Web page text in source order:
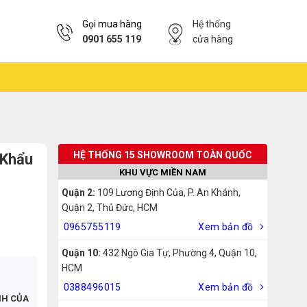
Gọi mua hàng
0901 655 119
Hệ thống
cửa hàng
HỆ THỐNG 15 SHOWROOM TOÀN QUỐC
KHU VỰC MIỀN NAM
Quận 2: 109 Lương Định Của, P. An Khánh,
Quận 2, Thủ Đức, HCM
0965755119
Xem bản đồ
Quận 10: 432 Ngô Gia Tự, Phường 4, Quận 10,
HCM
0388496015
Xem bản đồ
CỦA